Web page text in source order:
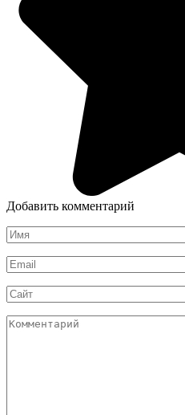
Добавить комментарий
Имя
*
Email
*
Сайт
Комментарий